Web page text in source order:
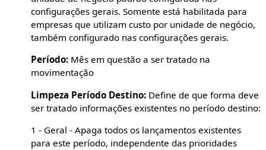
configurações gerais. Somente está habilitada para
empresas que utilizam custo por unidade de negócio,
também configurado nas configurações gerais.
Período: Mês em questão a ser tratado na
movimentação
Limpeza Período Destino: Define de que forma deve
ser tratado informações existentes no período destino:
1 - Geral - Apaga todos os lançamentos existentes
para este período, independente das prioridades